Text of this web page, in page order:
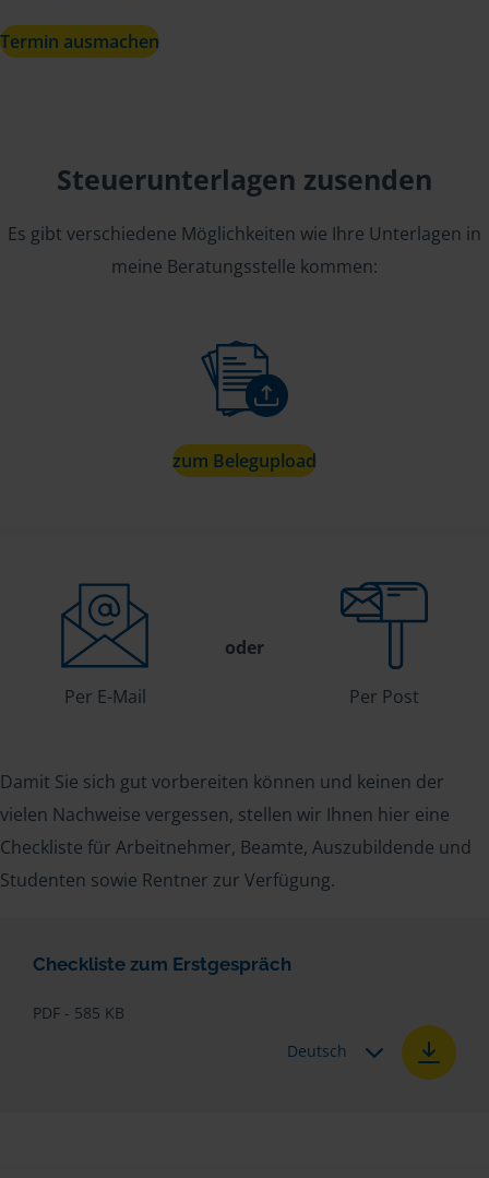
Termin ausmachen
Steuerunterlagen zusenden
Es gibt verschiedene Möglichkeiten wie Ihre Unterlagen in
meine Beratungsstelle kommen:
zum Belegupload
Per E-Mail
oder
Per Post
Damit Sie sich gut vorbereiten können und keinen der
vielen Nachweise vergessen, stellen wir Ihnen hier eine
Checkliste für Arbeitnehmer, Beamte, Auszubildende und
Studenten sowie Rentner zur Verfügung.
Checkliste zum Erstgespräch
PDF - 585 KB
Deutsch